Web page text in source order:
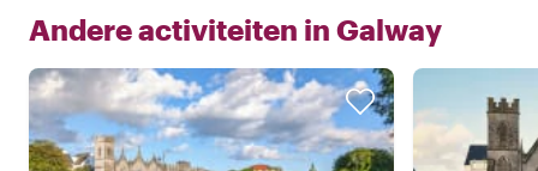
Andere activiteiten in Galway